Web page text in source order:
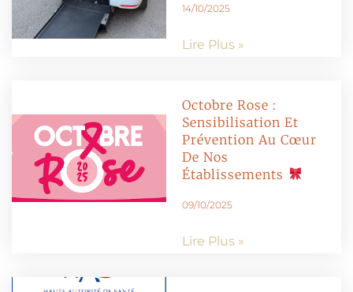
14/10/2025
Lire Plus »
Octobre Rose :
Sensibilisation Et
Prévention Au Cœur
De Nos
Établissements
09/10/2025
Lire Plus »